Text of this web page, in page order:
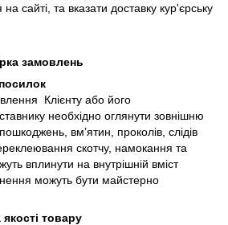
сайті, та вказати доставку кур'єрську
замовлень
Клієнту або його
необхідно оглянути зовнішню
вм’ятин, проколів, слідів
скотчу, намокання та
вплинути на внутрішній вміст
можуть бути майстерно
якості товару